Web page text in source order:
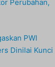
Perubahan,
PWI
Dinilai Kunci